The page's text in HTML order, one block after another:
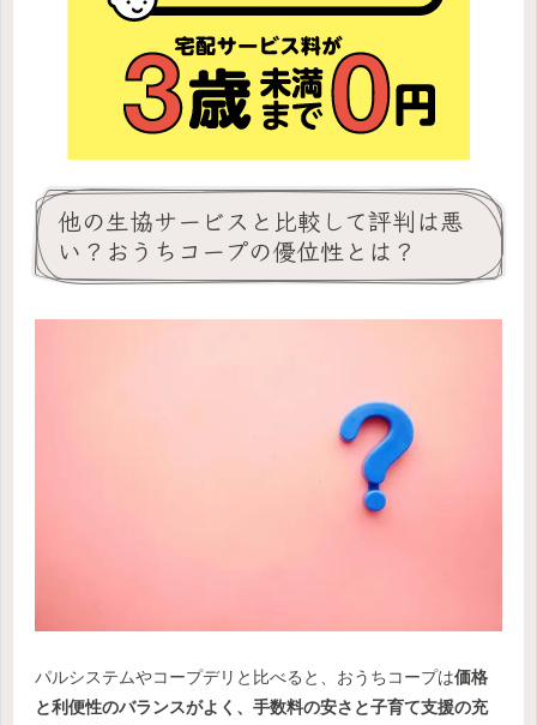
他の生協サービスと比較して評判は悪
い？おうちコープの優位性とは？
パルシステムやコープデリと比べると、おうちコープは価格
と利便性のバランスがよく、手数料の安さと子育て支援の充